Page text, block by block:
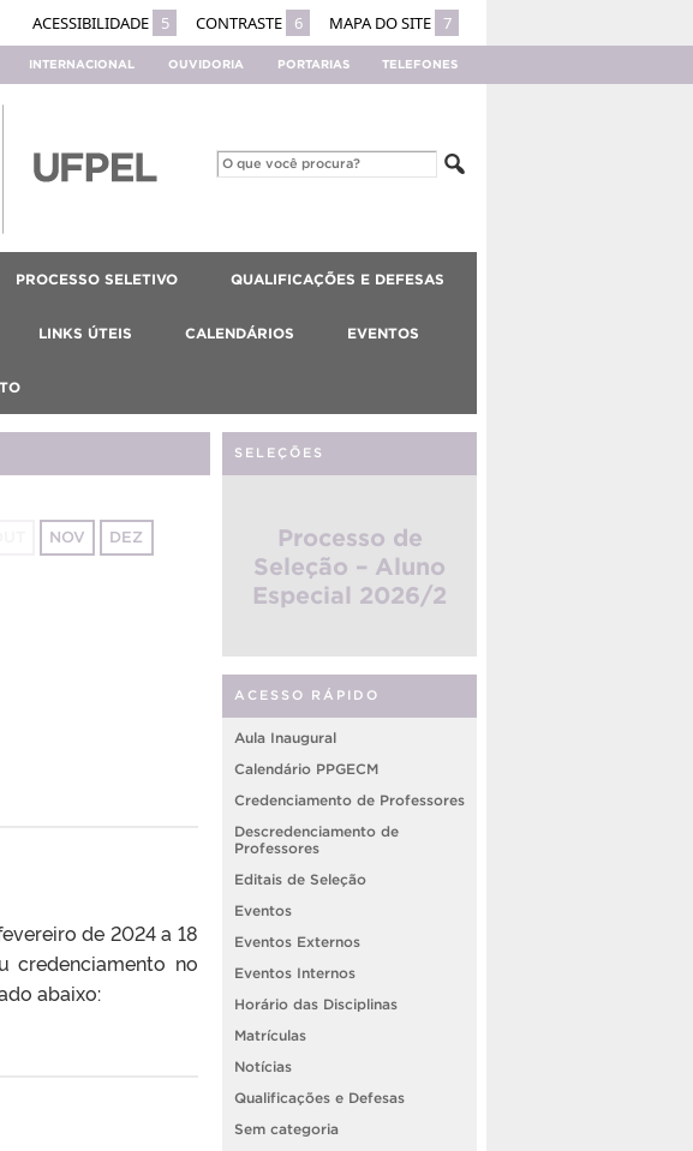
ACESSIBILIDADE 5 CONTRASTE 6 MAPA DO SITE 7
INTERNACIONAL OUVIDORIA PORTARIAS TELEFONES
PROCESSO SELETIVO QUALIFICAÇÕES E DEFESAS
LINKS ÚTEIS CALENDÁRIOS EVENTOS
NOV DEZ
de 2024 a 18
credenciamento no
abaixo:
SELEÇÕES
Processo de
Seleção – Aluno
Especial 2026/2
ACESSO RÁPIDO
Aula Inaugural
Calendário PPGECM
Credenciamento de Professores
Descredenciamento de
Professores
Editais de Seleção
Eventos
Eventos Externos
Eventos Internos
Horário das Disciplinas
Matrículas
Notícias
Qualificações e Defesas
Sem categoria